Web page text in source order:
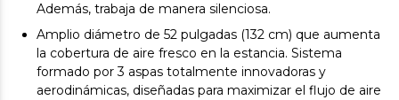
Además, trabaja de manera silenciosa.
Amplio diámetro de 52 pulgadas (132 cm) que aumenta
la cobertura de aire fresco en la estancia. Sistema
formado por 3 aspas totalmente innovadoras y
aerodinámicas, diseñadas para maximizar el flujo de aire